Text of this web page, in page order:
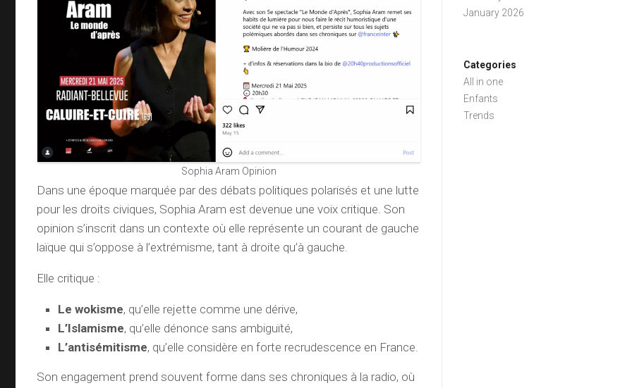
Sophia Aram Opinion
Dans une époque marquée par des débats politiques polarisés et une lutte
pour les droits civiques, Sophia Aram est devenue une voix critique. Son
opinion s’inscrit dans un contexte où elle représente un courant de gauche
laïque qui s’oppose à l’extrémisme, tant à droite qu’à gauche.
Elle critique :
Le wokisme, qu’elle rejette comme une dérive,
L’Islamisme, qu’elle dénonce sans ambiguïté,
L’antisémitisme, qu’elle considère en forte recrudescence en France.
Son engagement prend souvent forme dans ses chroniques à la radio, où
January 2026
Categories
All in one
Enfants
Trends